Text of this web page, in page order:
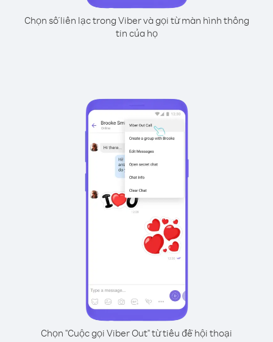
Chọn số liên lạc trong Viber và gọi từ màn hình thông
tin của họ
Chọn "Cuộc gọi Viber Out" từ tiêu đề hội thoại